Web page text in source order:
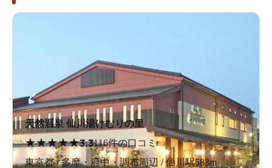
天然温泉 仙川湯けむりの里
★★★★★3.3116件の口コミ
東京都 / 多摩・府中・調布周辺 / 仙川駅583m